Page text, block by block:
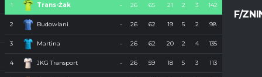
F/
1 Trans-Żak - 26 65 21 2 3 142
2 Budowlani - 26 62 19 5 2 98
3 Martina - 26 62 20 2 4 135
4 JKG Transport - 26 59 18 5 3 113